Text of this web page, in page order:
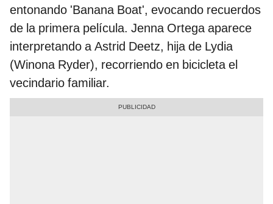
entonando 'Banana Boat', evocando recuerdos
de la primera película. Jenna Ortega aparece
interpretando a Astrid Deetz, hija de Lydia
(Winona Ryder), recorriendo en bicicleta el
vecindario familiar.